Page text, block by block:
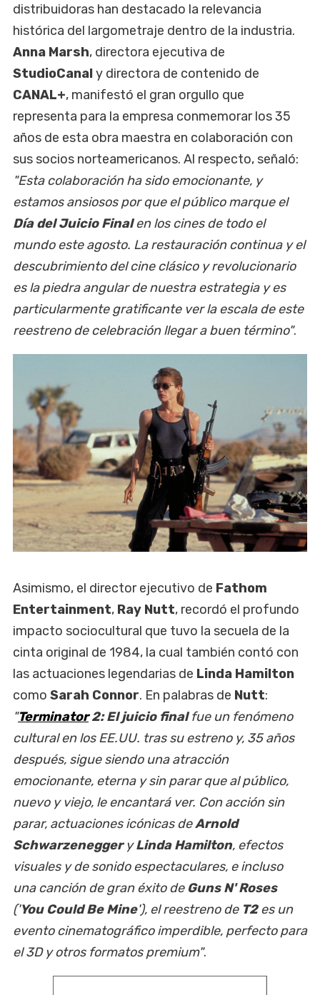
distribuidoras han destacado la relevancia
histórica del largometraje dentro de la industria.
Anna Marsh, directora ejecutiva de
StudioCanaly directora de contenido de
CANAL+, manifestó el gran orgullo que
representa para la empresa conmemorar los 35
años de esta obra maestra en colaboración con
sus socios norteamericanos. Al respecto, señaló:
"Esta colaboración ha sido emocionante, y
estamos ansiosos por que el público marque el
Día del Juicio Finalen los cines de todo el
mundo este agosto. La restauración continua y el
descubrimiento del cine clásico y revolucionario
es la piedra angular de nuestra estrategia y es
particularmente gratificante ver la escala de este
reestreno de celebración llegar a buen término".
Asimismo, el director ejecutivo de Fathom
Entertainment, Ray Nutt, recordó el profundo
impacto sociocultural que tuvo la secuela de la
cinta original de 1984, la cual también contó con
las actuaciones legendarias de Linda Hamilton
como Sarah Connor. En palabras de Nutt:
"Terminator2: El juicio finalfue un fenómeno
cultural en los EE.UU. tras su estreno y, 35 años
después, sigue siendo una atracción
emocionante, eterna y sin parar que al público,
nuevo y viejo, le encantará ver. Con acción sin
parar, actuaciones icónicas deArnold
SchwarzeneggeryLinda Hamilton, efectos
visuales y de sonido espectaculares, e incluso
una canción de gran éxito de Guns N' Roses
('You Could Be Mine'), el reestreno de T2es un
evento cinematográfico imperdible, perfecto para
el 3D y otros formatos premium".